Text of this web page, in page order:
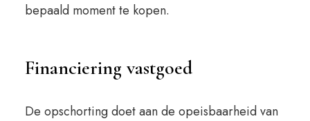
bepaald moment te kopen.
Financiering vastgoed
De opschorting doet aan de opeisbaarheid van